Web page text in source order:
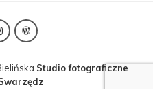
Studio fotograficzne